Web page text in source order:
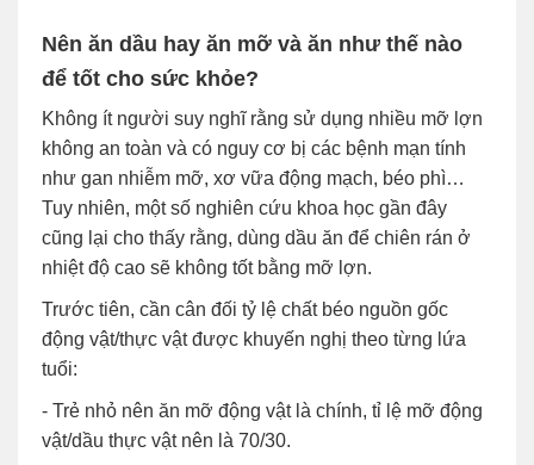
Nên ăn dầu hay ăn mỡ và ăn như thế nào
để tốt cho sức khỏe?
Không ít người suy nghĩ rằng sử dụng nhiều mỡ lợn
không an toàn và có nguy cơ bị các bệnh mạn tính
như gan nhiễm mỡ, xơ vữa động mạch, béo phì…
Tuy nhiên, một số nghiên cứu khoa học gần đây
cũng lại cho thấy rằng, dùng dầu ăn để chiên rán ở
nhiệt độ cao sẽ không tốt bằng mỡ lợn.
Trước tiên, cần cân đối tỷ lệ chất béo nguồn gốc
động vật/thực vật được khuyến nghị theo từng lứa
tuổi:
- Trẻ nhỏ nên ăn mỡ động vật là chính, tỉ lệ mỡ động
vật/dầu thực vật nên là 70/30.